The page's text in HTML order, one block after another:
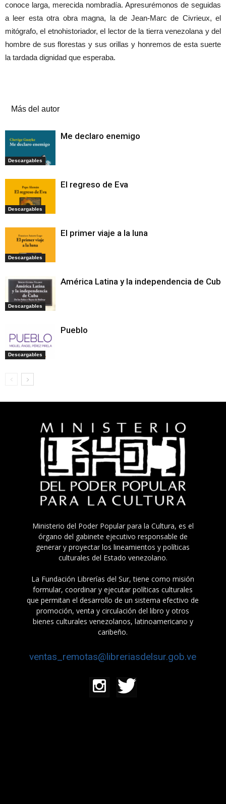
conoce larga, merecida nombradía. Apresurémonos de seguidas
a leer esta otra obra magna, la de Jean-Marc de Civrieux, el
mitógrafo, el etnohistoriador, el lector de la tierra venezolana y del
hombre de sus florestas y sus orillas y honremos de esta suerte
la tardada dignidad que esperaba.
Más del autor
Descargables
Me declaro enemigo
Descargables
El regreso de Eva
Descargables
El primer viaje a la luna
Descargables
América Latina y la independencia de Cuba
Descargables
Pueblo
Ministerio del Poder Popular para la Cultura, es el
órgano del gabinete ejecutivo responsable de
generar y proyectar los lineamientos y políticas
culturales del Estado venezolano.
La Fundación Librerías del Sur, tiene como misión
formular, coordinar y ejecutar políticas culturales
que permitan el desarrollo de un sistema efectivo de
promoción, venta y circulación del libro y otros
bienes culturales venezolanos, latinoamericano y
caribeño.
ventas_remotas@libreriasdelsur.gob.ve